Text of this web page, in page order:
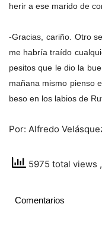
herir a ese marido de
-Gracias, cariño. Otro
me habría traído
pesitos que le dio la
mañana mismo pienso
beso en los labios de
Por: Alfredo
5975 total views
Comentarios